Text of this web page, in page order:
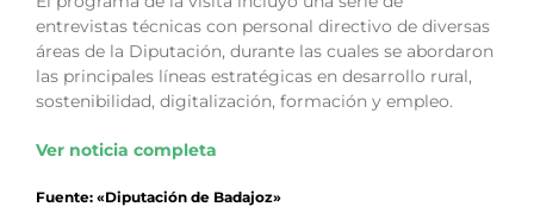
entrevistas técnicas con personal directivo de diversas
áreas de la Diputación, durante las cuales se abordaron
las principales líneas estratégicas en desarrollo rural,
sostenibilidad, digitalización, formación y empleo.
Ver noticia completa
Fuente: «Diputación de Badajoz»